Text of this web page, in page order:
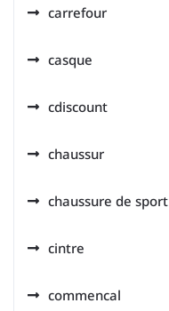
carrefour
casque
cdiscount
chaussur
chaussure de sport
cintre
commencal